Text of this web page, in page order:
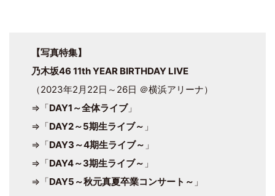
【写真特集】
乃木坂46 11th YEAR BIRTHDAY LIVE
（2023年2月22日～26日 ＠横浜アリーナ）
⇒「DAY1～全体ライブ」
⇒「DAY2～5期生ライブ～ 」
⇒「DAY3～4期生ライブ～ 」
⇒「DAY4～3期生ライブ～ 」
⇒「DAY5～秋元真夏卒業コンサート～ 」